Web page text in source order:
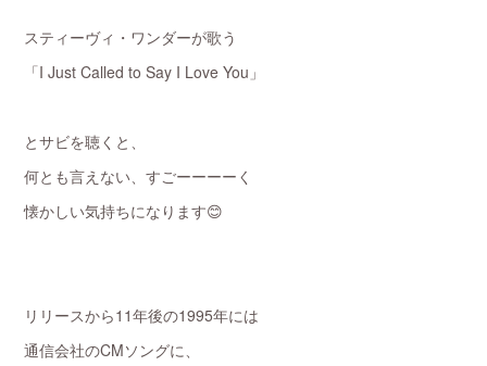
スティーヴィ・ワンダーが歌う
「I Just Called to Say I Love You」
とサビを聴くと、
何とも言えない、すごーーーーく
懐かしい気持ちになります😊
リリースから11年後の1995年には
通信会社のCMソングに、